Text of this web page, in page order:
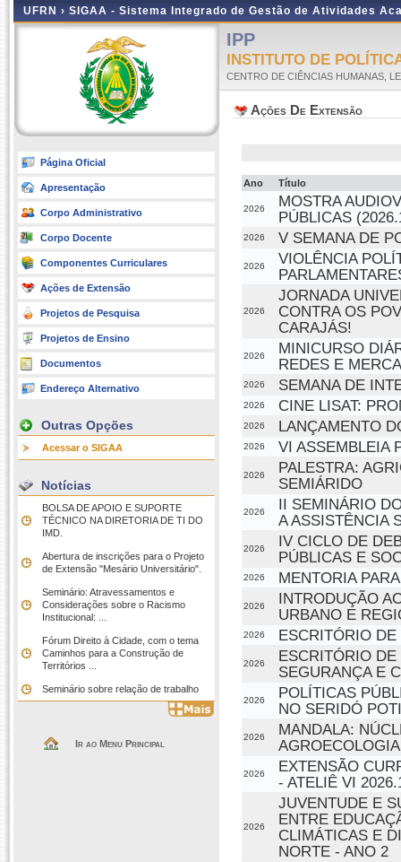
UFRN › SIGAA - Sistema Integrado de Gestão de Atividades
Página Oficial
Apresentação
Corpo Administrativo
Corpo Docente
Componentes Curriculares
Ações de Extensão
Projetos de Pesquisa
Projetos de Ensino
Documentos
Endereço Alternativo
Outras Opções
Acessar o SIGAA
Notícias
BOLSA DE APOIO E SUPORTE
TÉCNICO NA DIRETORIA DE TI DO
IMD.
Abertura de inscrições para o Projeto
de Extensão "Mesário Universitário".
Seminário: Atravessamentos e
Considerações sobre o Racismo
Institucional: ...
Fórum Direito à Cidade, com o tema
Caminhos para a Construção de
Territórios ...
Seminário sobre relação de trabalho
Ir ao Menu Principal
IPP
INSTITUTO DE
CENTRO DE CIÊNCIAS HUMANAS,
Ações De Extensão
Ano Título
2026
MOSTRA
PÚBLICAS
2026 V SEMANA DE
2026
VIOLÊNCIA
2026
JORNADA
CONTRA OS
CARAJÁS!
2026
MINICURSO
REDES E
2026 SEMANA DE
2026 CINE LISAT:
2026 LANÇAMENTO
2026 VI ASSEMBLEIA
2026
PALESTRA:
SEMIÁRIDO
2026
II SEMINÁRIO
A ASSISTÊNCIA
2026
IV CICLO DE
PÚBLICAS E
2026 MENTORIA
2026
INTRODUÇÃO
URBANO E
2026 ESCRITÓRIO
2026
ESCRITÓRIO
SEGURANÇA E
2026
POLÍTICAS
NO SERIDÓ
2026
MANDALA:
2026
EXTENSÃO
- ATELIÊ VI
2026
JUVENTUDE E
ENTRE
CLIMÁTICAS E
NORTE - ANO 2